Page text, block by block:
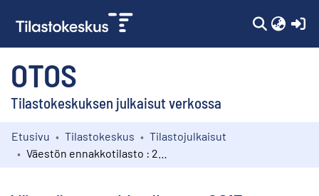
OTOS
Tilastokeskuksen julkaisut verkossa
Kokoelmat
Etusivu Tilastokeskus
Tilastojulkaisut